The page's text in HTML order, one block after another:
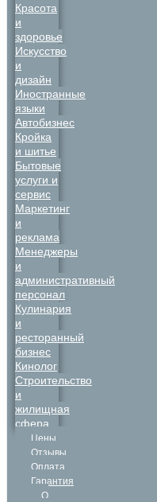
Красота
и
здоровье
Искусство
и
дизайн
Иностранные
языки
Автобизнес
Кройка
и шитье
Бытовые
услуги и
сервис
Маркетинг
и
реклама
Менеджеры
и
административный
персонал
Кулинария
и
ресторанный
бизнес
Кинолог
Строительство
и
жилищная
сфера
Цены
Отзывы
Оплата
Гарантия
О